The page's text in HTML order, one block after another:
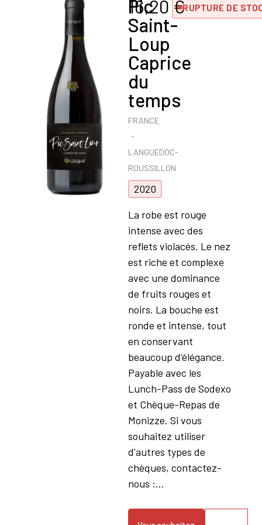
Pic
Saint-
Loup
Caprice
du
temps
FRANCE
LANGUEDOC-
ROUSSILLON
2020
16,20€RUPTURE DE
La robe est rouge
intense avec des
reflets violacés. Le nez
est riche et complexe
avec une dominance
de fruits rouges et
noirs. La bouche est
ronde et intense, tout
en conservant
beaucoup d’élégance.
Payable avec les
Lunch-Pass de Sodexo
et Chèque-Repas de
Monizze. Si vous
souhaitez utiliser
d'autres types de
chèques, contactez-
nous :...